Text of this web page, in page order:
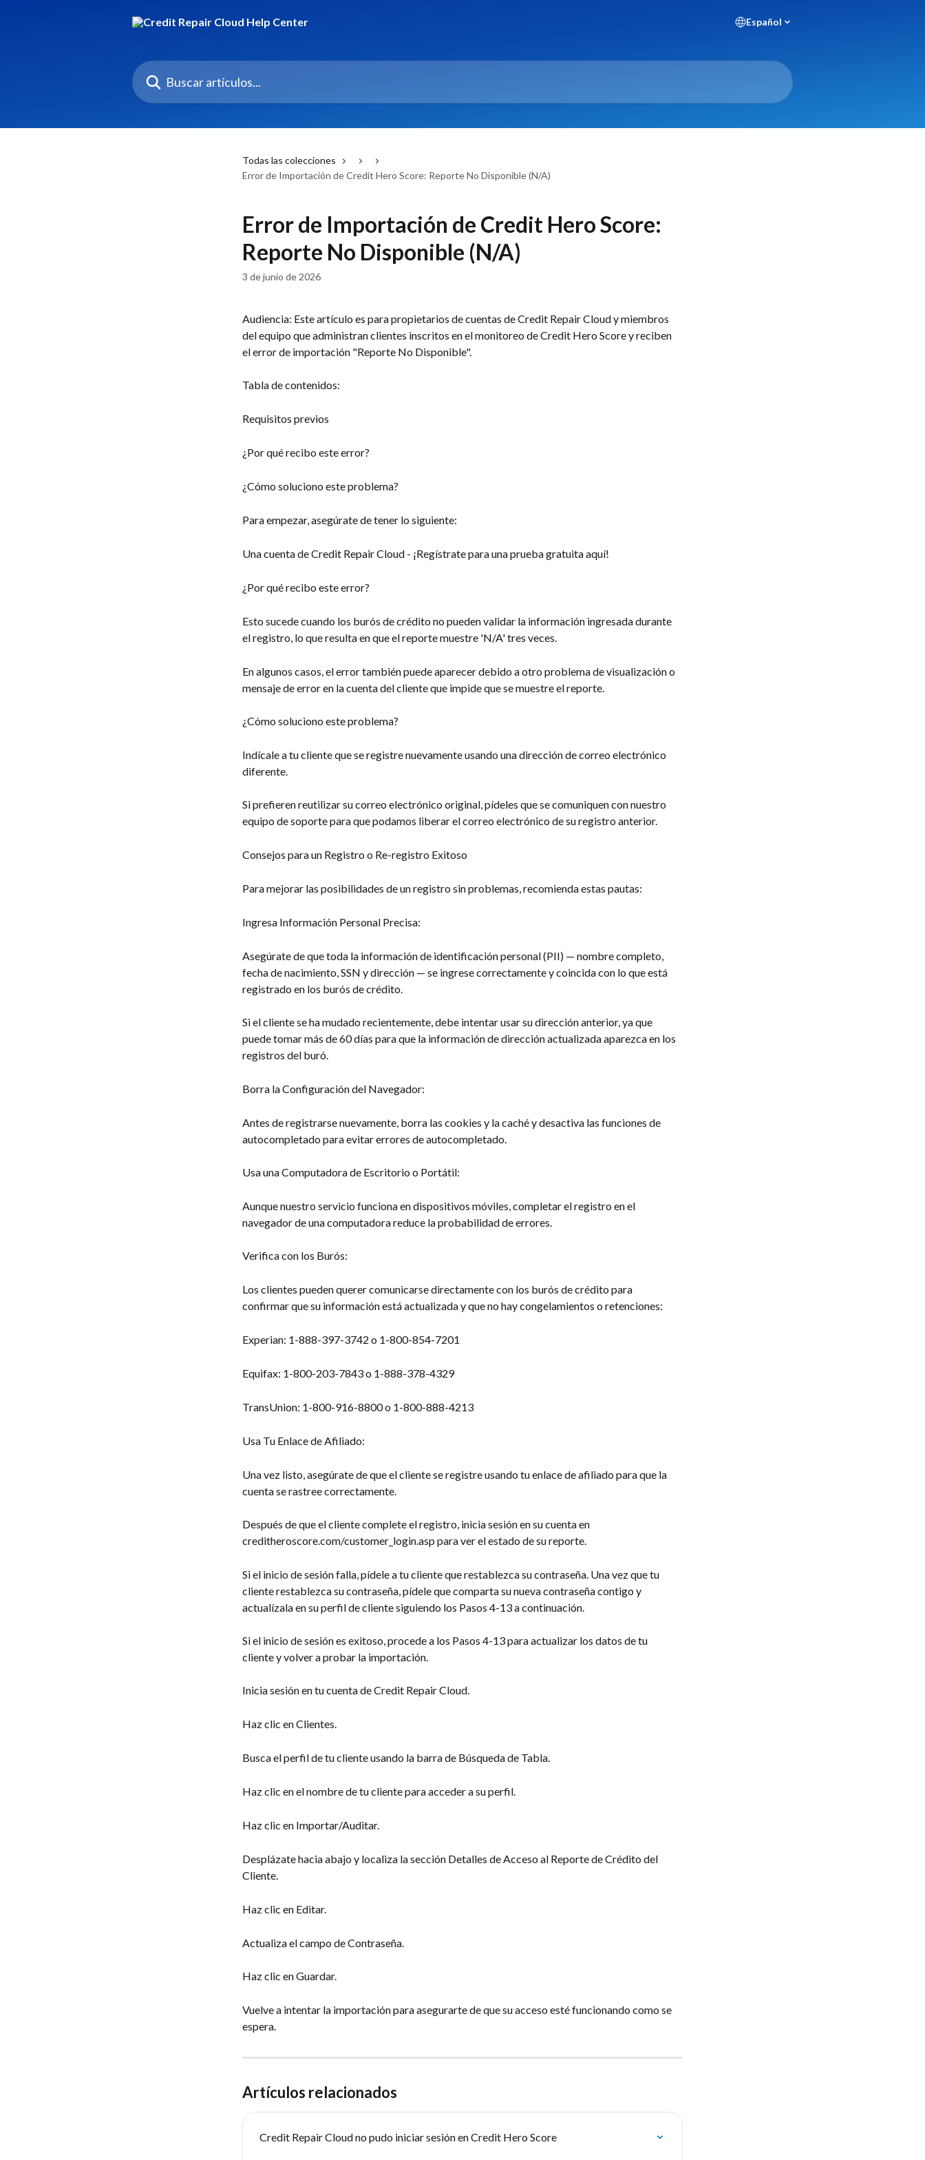
Español
Buscar artículos...
Todas las colecciones
Error de Importación de Credit Hero Score: Reporte No Disponible (N/A)
Error de Importación de Credit Hero Score:
Reporte No Disponible (N/A)
3 de junio de 2026
Audiencia: Este artículo es para propietarios de cuentas de Credit Repair Cloud y miembros
del equipo que administran clientes inscritos en el monitoreo de Credit Hero Score y reciben
el error de importación "Reporte No Disponible".
Tabla de contenidos:
Requisitos previos
¿Por qué recibo este error?
¿Cómo soluciono este problema?
Para empezar, asegúrate de tener lo siguiente:
Una cuenta de Credit Repair Cloud - ¡Regístrate para una prueba gratuita aquí!
¿Por qué recibo este error?
Esto sucede cuando los burós de crédito no pueden validar la información ingresada durante
el registro, lo que resulta en que el reporte muestre 'N/A' tres veces.
En algunos casos, el error también puede aparecer debido a otro problema de visualización o
mensaje de error en la cuenta del cliente que impide que se muestre el reporte.
¿Cómo soluciono este problema?
Indícale a tu cliente que se registre nuevamente usando una dirección de correo electrónico
diferente.
Si prefieren reutilizar su correo electrónico original, pídeles que se comuniquen con nuestro
equipo de soporte para que podamos liberar el correo electrónico de su registro anterior.
Consejos para un Registro o Re-registro Exitoso
Para mejorar las posibilidades de un registro sin problemas, recomienda estas pautas:
Ingresa Información Personal Precisa:
Asegúrate de que toda la información de identificación personal (PII) — nombre completo,
fecha de nacimiento, SSN y dirección — se ingrese correctamente y coincida con lo que está
registrado en los burós de crédito.
Si el cliente se ha mudado recientemente, debe intentar usar su dirección anterior, ya que
puede tomar más de 60 días para que la información de dirección actualizada aparezca en los
registros del buró.
Borra la Configuración del Navegador:
Antes de registrarse nuevamente, borra las cookies y la caché y desactiva las funciones de
autocompletado para evitar errores de autocompletado.
Usa una Computadora de Escritorio o Portátil:
Aunque nuestro servicio funciona en dispositivos móviles, completar el registro en el
navegador de una computadora reduce la probabilidad de errores.
Verifica con los Burós:
Los clientes pueden querer comunicarse directamente con los burós de crédito para
confirmar que su información está actualizada y que no hay congelamientos o retenciones:
Experian: 1-888-397-3742 o 1-800-854-7201
Equifax: 1-800-203-7843 o 1-888-378-4329
TransUnion: 1-800-916-8800 o 1-800-888-4213
Usa Tu Enlace de Afiliado:
Una vez listo, asegúrate de que el cliente se registre usando tu enlace de afiliado para que la
cuenta se rastree correctamente.
Después de que el cliente complete el registro, inicia sesión en su cuenta en
creditheroscore.com/customer_login.asp para ver el estado de su reporte.
Si el inicio de sesión falla, pídele a tu cliente que restablezca su contraseña. Una vez que tu
cliente restablezca su contraseña, pídele que comparta su nueva contraseña contigo y
actualízala en su perfil de cliente siguiendo los Pasos 4-13 a continuación.
Si el inicio de sesión es exitoso, procede a los Pasos 4-13 para actualizar los datos de tu
cliente y volver a probar la importación.
Inicia sesión en tu cuenta de Credit Repair Cloud.
Haz clic en Clientes.
Busca el perfil de tu cliente usando la barra de Búsqueda de Tabla.
Haz clic en el nombre de tu cliente para acceder a su perfil.
Haz clic en Importar/Auditar.
Desplázate hacia abajo y localiza la sección Detalles de Acceso al Reporte de Crédito del
Cliente.
Haz clic en Editar.
Actualiza el campo de Contraseña.
Haz clic en Guardar.
Vuelve a intentar la importación para asegurarte de que su acceso esté funcionando como se
espera.
Artículos relacionados
Credit Repair Cloud no pudo iniciar sesión en Credit Hero Score